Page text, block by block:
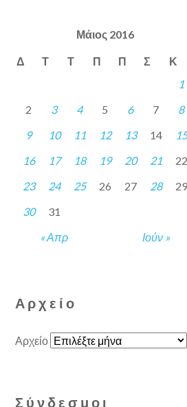
Μάιος 2016
Δ Τ Τ Π Π Σ Κ
« Απρ Ιούν »
1
2
3 4 5 6 7
8
9
10 11 12 13 14
15
16
17 18 19 20 21
22
23
24 25 26 27 28
29
30
31
Αρχείο
Αρχείο
Σύνδεσμοι